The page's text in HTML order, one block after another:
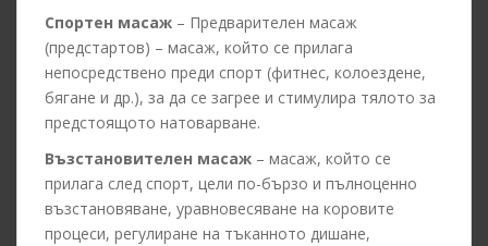
Спортен масаж – Предварителен масаж
(предстартов) – масаж, който се прилага
непосредствено преди спорт (фитнес, колоездене,
бягане и др.), за да се загрее и стимулира тялото за
предстоящото натоварване.
Възстановителен масаж – масаж, който се
прилага след спорт, цели по-бързо и пълноценно
възстановяване, уравновесяване на коровите
процеси, регулиране на тъканното дишане,